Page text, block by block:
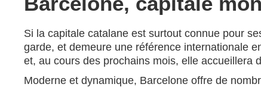
Si la capitale catalane est surtout connue pour
garde, et demeure une référence internationale
et, au cours des prochains mois, elle accueillera
Moderne et dynamique, Barcelone offre de